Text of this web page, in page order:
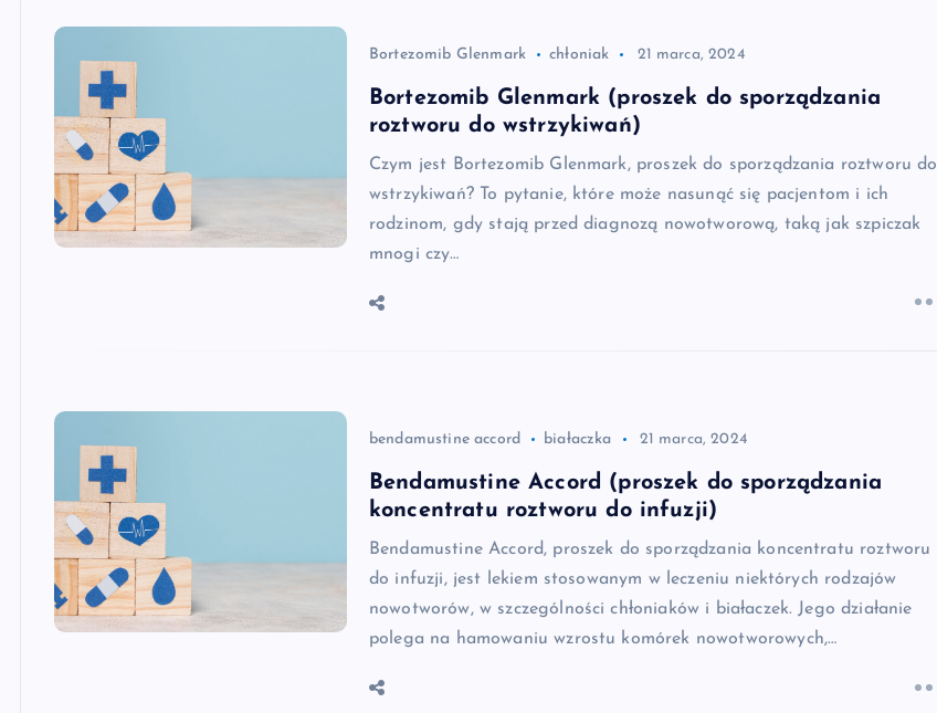
Bortezomib Glenmark chłoniak 21 marca, 2024
Bortezomib Glenmark (proszek do sporządzania
roztworu do wstrzykiwań)
Czym jest Bortezomib Glenmark, proszek do sporządzania roztworu do
wstrzykiwań? To pytanie, które może nasunąć się pacjentom i ich
rodzinom, gdy stają przed diagnozą nowotworową, taką jak szpiczak
mnogi czy…
bendamustine accord białaczka 21 marca, 2024
Bendamustine Accord (proszek do sporządzania
koncentratu roztworu do infuzji)
Bendamustine Accord, proszek do sporządzania koncentratu roztworu
do infuzji, jest lekiem stosowanym w leczeniu niektórych rodzajów
nowotworów, w szczególności chłoniaków i białaczek. Jego działanie
polega na hamowaniu wzrostu komórek nowotworowych,…